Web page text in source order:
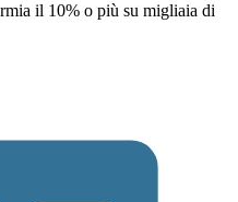
il 10% o più su migliaia di